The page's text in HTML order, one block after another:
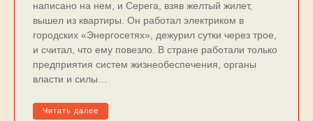
написано на нем, и Серега, взяв желтый жилет,
вышел из квартиры. Он работал электриком в
городских «Энергосетях», дежурил сутки через трое,
и считал, что ему повезло. В стране работали только
предприятия систем жизнеобеспечения, органы
власти и силы…
Читать далее